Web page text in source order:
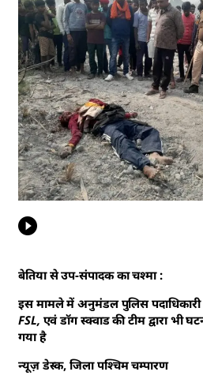
बेतिया से उप-संपादक का चश्मा :
इस मामले में अनुमंडल पुलिस पदाधिकारी
FSL, एवं डॉग स्क्वाड की टीम द्वारा भी
गया है
न्यूज़ डेस्क, जिला पश्चिम चम्पारण